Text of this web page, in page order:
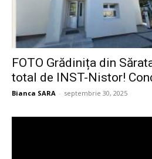
FOTO Grădinița din
total de INST-Nistor!
Bianca SARA - septembrie 30, 2025